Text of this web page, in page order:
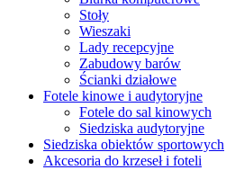
Stoły
Wieszaki
Lady recepcyjne
Zabudowy barów
Ścianki działowe
Fotele kinowe i audytoryjne
Fotele do sal kinowych
Siedziska audytoryjne
Siedziska obiektów sportowych
Akcesoria do krzeseł i foteli